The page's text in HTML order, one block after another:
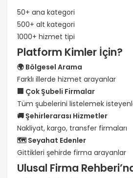
50+ ana kategori
500+ alt kategori
1000+ hizmet tipi
Platform Kimler İçin?
🌍 Bölgesel Arama
Farklı illerde hizmet arayanlar
🏢 Çok Şubeli Firmalar
Tüm şubelerini listelemek
🚚 Şehirlerarası Hizmetler
Nakliyat, kargo, transfer firmaları
🗺️ Seyahat Edenler
Gittikleri şehirde firma arayanlar
Ulusal Firma